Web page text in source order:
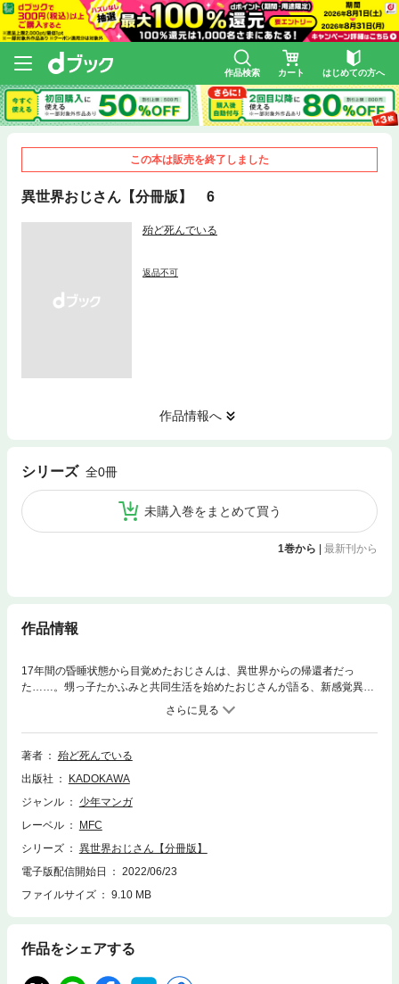
作品検索 カート はじめての方へ
この本は販売を終了しました
異世界おじさん【分冊版】 6
殆ど死んでいる
返品不可
作品情報へ
シリーズ 全0冊
未購入巻をまとめて買う
1巻から 最新刊から
作品情報
17年間の昏睡状態から目覚めたおじさんは、異世界からの帰還者だっ
た……。甥っ子たかふみと共同生活を始めたおじさんが語る、新感覚異世
界＆異文化コメディ！ 分冊版第6弾。
著者
殆ど死んでいる
出版社
KADOKAWA
ジャンル
少年マンガ
レーベル
MFC
シリーズ
異世界おじさん【分冊版】
電子版配信開始日
2022/06/23
ファイルサイズ
9.10 MB
作品をシェアする